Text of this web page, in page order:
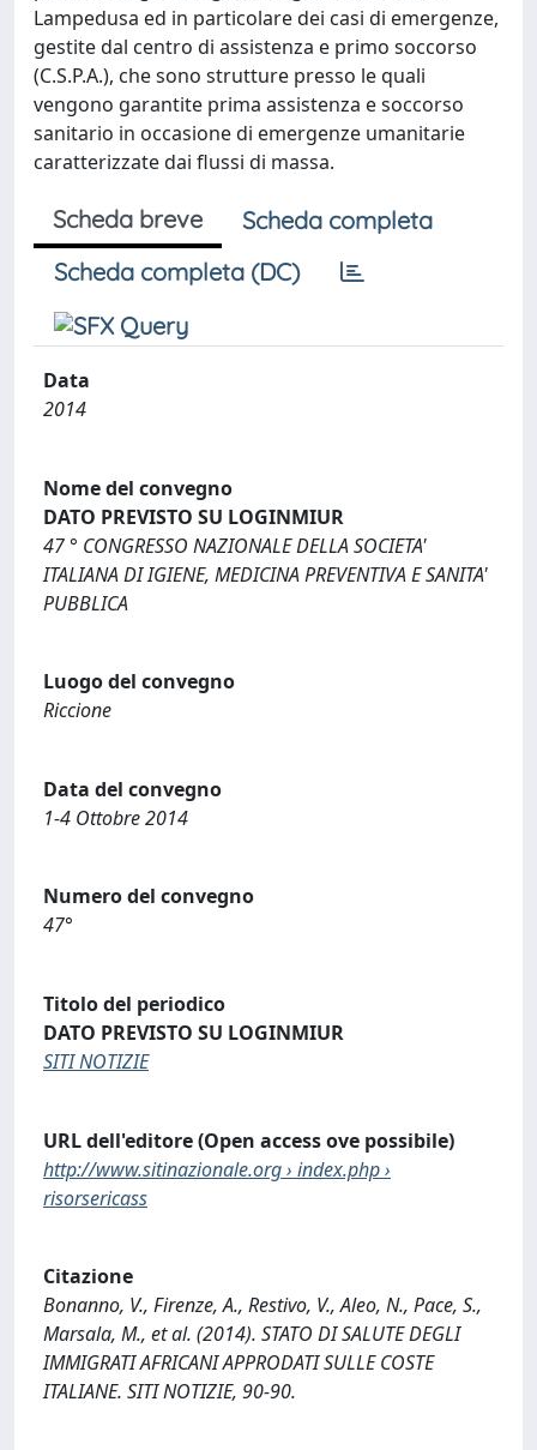
Lampedusa ed in particolare dei casi di emergenze,
gestite dal centro di assistenza e primo soccorso
(C.S.P.A.), che sono strutture presso le quali
vengono garantite prima assistenza e soccorso
sanitario in occasione di emergenze umanitarie
caratterizzate dai flussi di massa.
Scheda breve
Scheda completa
Scheda completa (DC)
Data
2014
Nome del convegno
DATO PREVISTO SU LOGINMIUR
47 ° CONGRESSO NAZIONALE DELLA SOCIETA'
ITALIANA DI IGIENE, MEDICINA PREVENTIVA E SANITA'
PUBBLICA
Luogo del convegno
Riccione
Data del convegno
1-4 Ottobre 2014
Numero del convegno
47°
Titolo del periodico
DATO PREVISTO SU LOGINMIUR
SITI NOTIZIE
URL dell'editore (Open access ove possibile)
http://www.sitinazionale.org › index.php ›
risorsericass
Citazione
Bonanno, V., Firenze, A., Restivo, V., Aleo, N., Pace, S.,
Marsala, M., et al. (2014). STATO DI SALUTE DEGLI
IMMIGRATI AFRICANI APPRODATI SULLE COSTE
ITALIANE. SITI NOTIZIE, 90-90.